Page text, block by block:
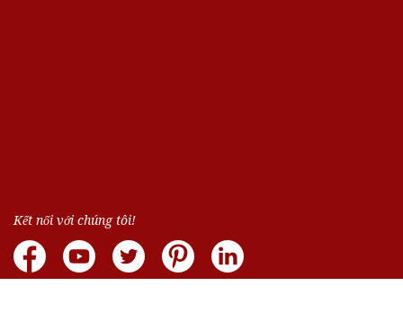
Kết nối với chúng tôi!